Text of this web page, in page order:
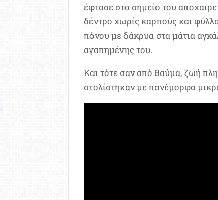
έφτασε στο σημείο του
δέντρο χωρίς καρπούς και
πόνου με δάκρυα στα μάτια
αγαπημένης του.
Και τότε σαν από θαύμα, ζωή
στολίστηκαν με πανέμορφα